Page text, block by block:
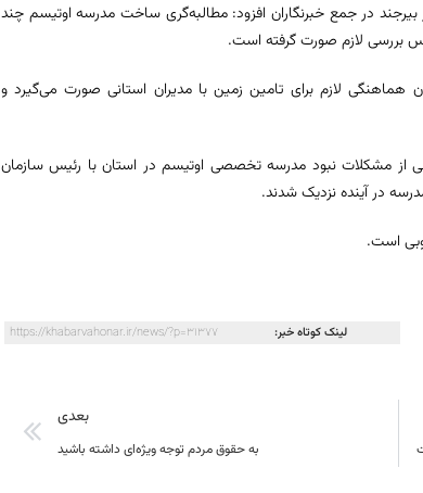
آیین افتتاح مدرسه استثنایی ۶ کلاسه در بیرجند در جمع خبرنگاران افزود: مطالبه‌گری ساخت مدرسه اوتیسم چند
بررسی لازم صورت گرفته است.
لازم برای تامین زمین با مدیران استانی صورت می‌گیرد و
از مشکلات نبود مدرسه تخصصی اوتیسم در استان با رئیس سازمان
در آینده نزدیک شدند.
است.
لینک کوتاه خبر: https://khabarvahonar.ir/news/?p=31377
بعدی
به حقوق مردم توجه ویژه‌ای داشته باشید